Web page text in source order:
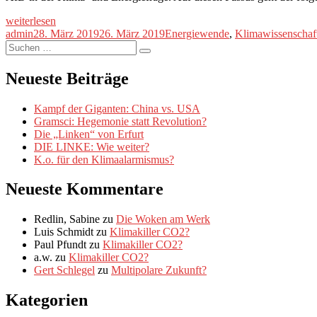
„Eine
Kritik
der
Kritik“
weiterlesen
Autor
adminVeröffentlicht
am
28. März 201926. März 2019Kategorien
Energiewende,
Suche
nach:
Suchen
Neueste Beiträge
Kampf der Giganten: China vs. USA
Gramsci: Hegemonie statt Revolution?
Die „Linken“ von Erfurt
DIE LINKE: Wie weiter?
K.o. für den Klimaalarmismus?
Neueste Kommentare
Redlin, Sabine zu Die Woken am Werk
Luis Schmidt zu Klimakiller CO2?
Paul Pfundt zu Klimakiller CO2?
a.w. zu Klimakiller CO2?
Gert Schlegel zu Multipolare Zukunft?
Kategorien